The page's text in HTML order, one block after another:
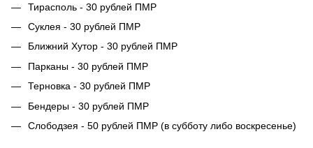
Тирасполь - 30 рублей ПМР
Суклея - 30 рублей ПМР
Ближний Хутор - 30 рублей ПМР
Парканы - 30 рублей ПМР
Терновка - 30 рублей ПМР
Бендеры - 30 рублей ПМР
Слободзея - 50 рублей ПМР (в субботу либо воскресенье)